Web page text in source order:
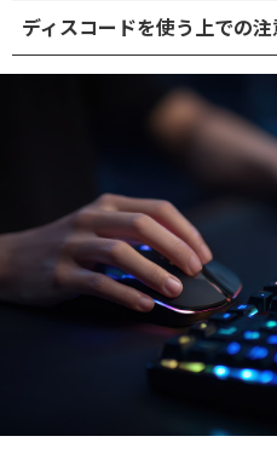
ディスコードを使う上での注